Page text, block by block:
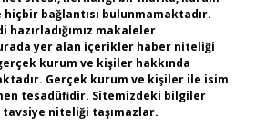
bağlantısı bulunmamaktadır.
hazırladığımız makaleler
yer alan içerikler haber niteliği
kurum ve kişiler hakkında
Gerçek kurum ve kişiler ile isim
tesadüfidir. Sitemizdeki bilgiler
niteliği taşımazlar.